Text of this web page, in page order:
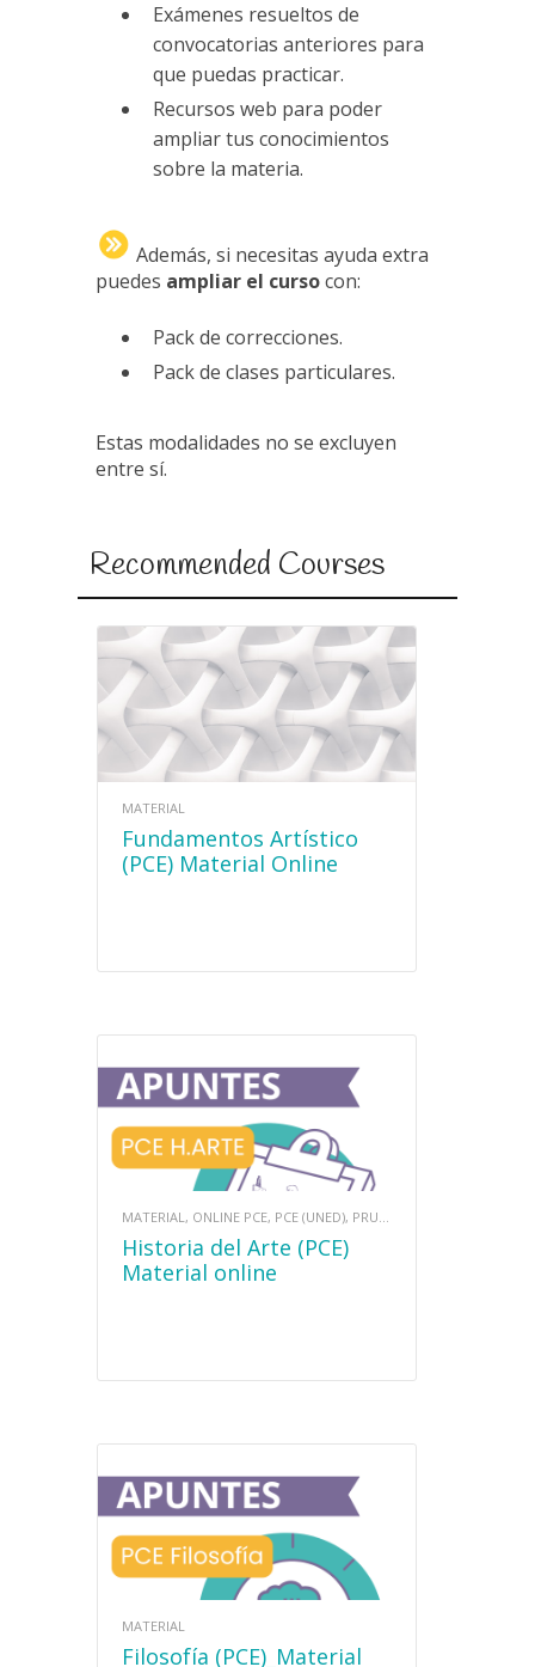
Exámenes resueltos de
convocatorias anteriores para
que puedas practicar.
Recursos web para poder
ampliar tus conocimientos
sobre la materia.
Además, si necesitas ayuda extra
puedes ampliar el cursocon:
Pack de correcciones.
Pack de clases particulares.
Estas modalidades no se excluyen
entre sí.
Recommended Courses
MATERIAL
Fundamentos Artístico
(PCE) Material Online
MATERIAL, ONLINE PCE, PCE (UNED), PRUEBAS DE ACCESO
Historia del Arte (PCE)
Material online
MATERIAL
Filosofía (PCE)_Material